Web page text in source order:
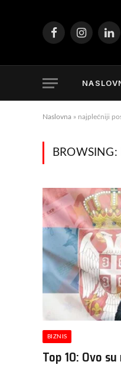
FacebookInstagram
Naslovna » najplećniji
BROWSING:
BIZNIS
Top 10: Ovo